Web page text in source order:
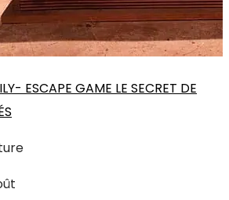
ESCAPE GAME LE SECRET DE